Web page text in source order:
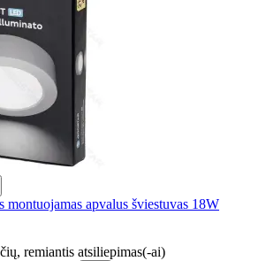
apvalus šviestuvas 18W
remiantis atsiliepimas(-ai)